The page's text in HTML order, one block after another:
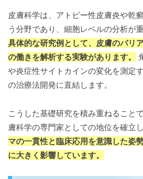
皮膚科学は、アトピー性皮膚炎や乾
う分野であり、細胞レベルの分析が
具体的な研究例として、皮膚のバリ
の働きを解析する実験があります。
や炎症性サイトカインの変化を測定
の治療法開発に直結します。
こうした基礎研究を積み重ねること
膚科学の専門家としての地位を確立し
マの一貫性と臨床応用を意識した姿
に大きく影響しています。